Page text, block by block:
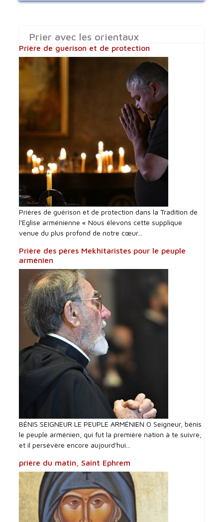
Prier avec les orientaux
Prière de guérison et de protection
Prières de guérison et de protection dans la Tradition de
l'Eglise arménienne « Nous élevons cette supplique
venue du plus profond de notre cœur...
Prière des pères Mekhitaristes pour le peuple
arménien
BÉNIS SEIGNEUR LE PEUPLE ARMÉNIEN O Seigneur, bénis
le peuple arménien, qui fut la première nation à te suivre,
et il persévère encore aujourd'hui...
prière du matin, Saint Ephrem